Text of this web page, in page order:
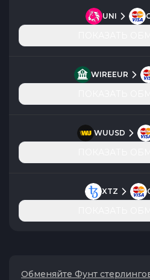
UNI
WIREEUR
WUUSD
XTZ
Обменяйте Фунт